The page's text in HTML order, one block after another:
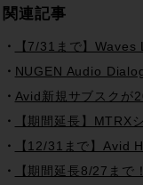
関連記事
【7/31まで】Waves
NUGEN Audio
Avid新規サブスクが
【期間延長】MTRX
【12/31まで】Avid
【期間延長8/27ま